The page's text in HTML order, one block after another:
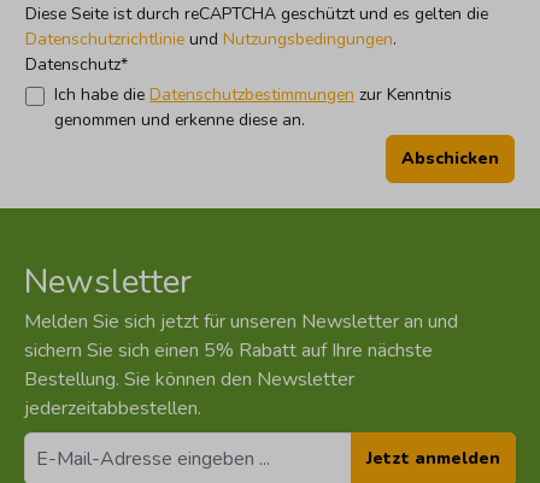
Diese Seite ist durch reCAPTCHA geschützt und es gelten die
Datenschutzrichtlinie und Nutzungsbedingungen.
Datenschutz*
Ich habe die Datenschutzbestimmungen zur Kenntnis
genommen und erkenne diese an.
Abschicken
Newsletter
Melden Sie sich jetzt für unseren Newsletter an und
sichern Sie sich einen 5% Rabatt auf Ihre nächste
Bestellung. Sie können den Newsletter
jederzeitabbestellen.
Jetzt anmelden